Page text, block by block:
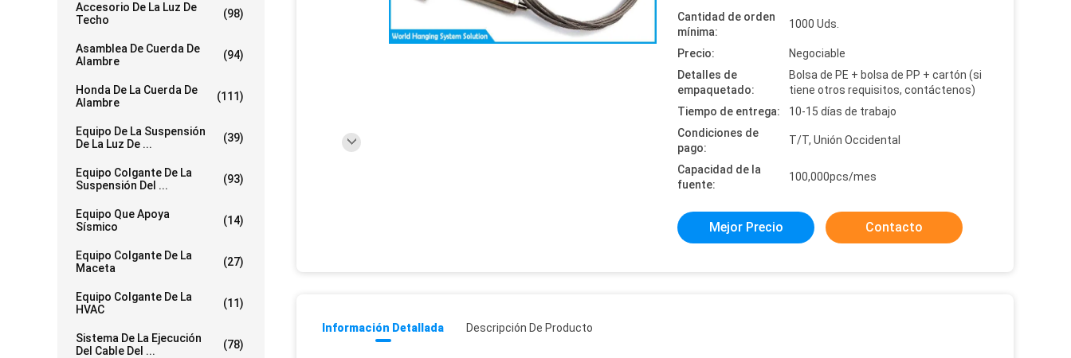
Accesorio De La Luz De
Techo
(98)
Asamblea De Cuerda De
Alambre
(94)
Honda De La Cuerda De
Alambre
(111)
Equipo De La Suspensión
De La Luz De ...
(39)
Equipo Colgante De La
Suspensión Del ...
(93)
Equipo Que Apoya
Sísmico
(14)
Equipo Colgante De La
Maceta
(27)
Equipo Colgante De La
HVAC
(11)
Sistema De La Ejecución
Del Cable Del ...
(78)
Cantidad de orden
mínima:
1000 Uds.
Precio:
Negociable
Detalles de
empaquetado:
Bolsa de PE + bolsa de PP + cartón (si
tiene otros requisitos, contáctenos)
Tiempo de entrega:
10-15 días de trabajo
Condiciones de
pago:
T/T, Unión Occidental
Capacidad de la
fuente:
100,000pcs/mes
Mejor Precio Contacto
Información Detallada Descripción De Producto